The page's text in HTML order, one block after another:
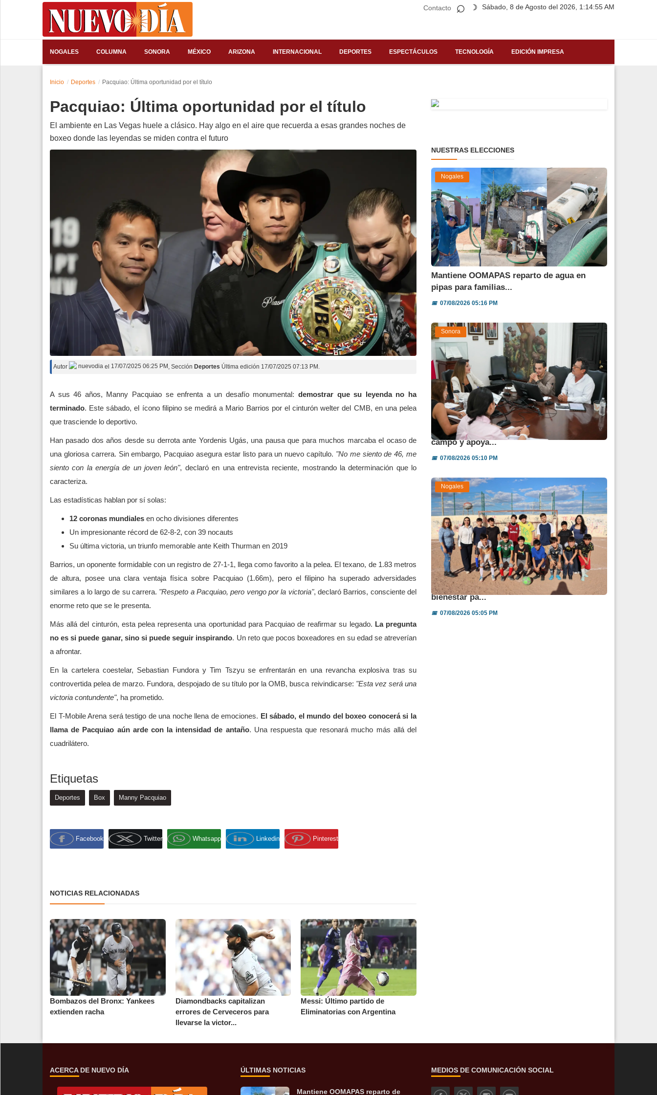
Contacto Sábado, 8 de Agosto del 2026, 1:14:55 AM
⌕ ☽
NOGALES COLUMNA SONORA MÉXICO ARIZONA INTERNACIONAL DEPORTES ESPECTÁCULOS TECNOLOGÍA EDICIÓN IMPRESA
Inicio Deportes Pacquiao: Última oportunidad por el título
Pacquiao: Última oportunidad por el título
El ambiente en Las Vegas huele a clásico. Hay algo en el aire que recuerda a esas grandes noches de
boxeo donde las leyendas se miden contra el futuro
Autor nuevodia el 17/07/2025 06:25 PM , Sección Deportes Última edición 17/07/2025 07:13 PM.
A sus 46 años, Manny Pacquiao se enfrenta a un desafío monumental:demostrar que su leyenda no ha
terminado. Este sábado, el ícono filipino se medirá a Mario Barrios por el cinturón welter del CMB, en una pelea
que trasciende lo deportivo.
Han pasado dos años desde su derrota ante Yordenis Ugás, una pausa que para muchos marcaba el ocaso de
una gloriosa carrera. Sin embargo, Pacquiao asegura estar listo para un nuevo capítulo. "No me siento de 46, me
siento con la energía de un joven león", declaró en una entrevista reciente, mostrando la determinación que lo
caracteriza.
Las estadísticas hablan por sí solas:
12 coronas mundiales en ocho divisiones diferentes
Un impresionante récord de 62-8-2, con 39 nocauts
Su última victoria, un triunfo memorable ante Keith Thurman en 2019
Barrios, un oponente formidable con un registro de 27-1-1, llega como favorito a la pelea. El texano, de 1.83 metros
de altura, posee una clara ventaja física sobre Pacquiao (1.66m), pero el filipino ha superado adversidades
similares a lo largo de su carrera. "Respeto a Pacquiao, pero vengo por la victoria", declaró Barrios, consciente del
enorme reto que se le presenta.
Más allá del cinturón, esta pelea representa una oportunidad para Pacquiao de reafirmar su legado. La pregunta
no es si puede ganar, sino si puede seguir inspirando. Un reto que pocos boxeadores en su edad se atreverían
a afrontar.
En la cartelera coestelar, Sebastian Fundora y Tim Tszyu se enfrentarán en una revancha explosiva tras su
controvertida pelea de marzo. Fundora, despojado de su título por la OMB, busca reivindicarse: "Esta vez será una
victoria contundente", ha prometido.
El T-Mobile Arena será testigo de una noche llena de emociones. El sábado, el mundo del boxeo conocerá si la
llama de Pacquiao aún arde con la intensidad de antaño. Una respuesta que resonará mucho más allá del
cuadrilátero.
Etiquetas
Deportes Box Manny Pacquiao
Facebook Twitter Whatsapp Linkedin Pinterest
NOTICIAS RELACIONADAS
Bombazos del Bronx: Yankees
extienden racha
Diamondbacks capitalizan
errores de Cerveceros para
llevarse la victor...
Messi: Último partido de
Eliminatorias con Argentina
NUESTRAS ELECCIONES
Nogales
Mantiene OOMAPAS reparto de agua en
pipas para familias...
📅07/08/2026 05:16 PM
Sonora
Destina Sonora 850 mdp para fortalecer al
campo y apoya...
📅07/08/2026 05:10 PM
Nogales
Angélica Burgos impulsa jornada de salud y
bienestar pa...
📅07/08/2026 05:05 PM
ACERCA DE NUEVO DÍA ÚLTIMAS NOTICIAS
Mantiene OOMAPAS reparto de
MEDIOS DE COMUNICACIÓN SOCIAL